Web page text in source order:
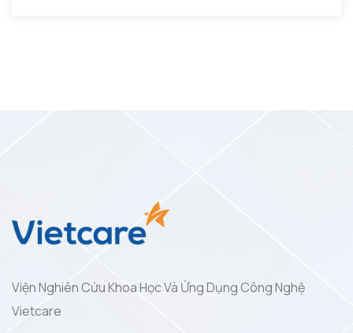
Viện Nghiên Cứu Khoa Học Và Ứng Dụng Công Nghệ
Vietcare